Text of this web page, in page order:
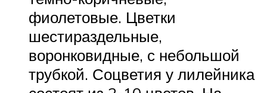
фиолетовые. Цветки
шестираздельные,
воронковидные, с небольшой
трубкой. Соцветия у лилейника